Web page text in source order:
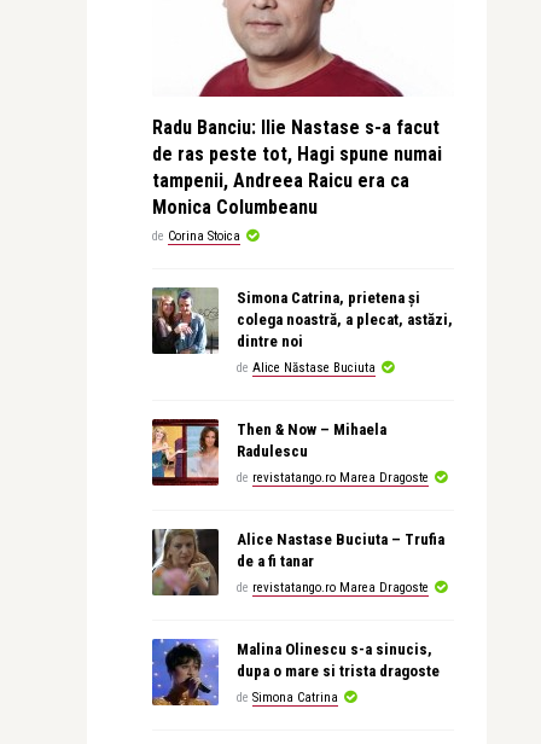
Radu Banciu: Ilie Nastase s-a facut
de ras peste tot, Hagi spune numai
tampenii, Andreea Raicu era ca
Monica Columbeanu
de Corina Stoica
Simona Catrina, prietena și
colega noastră, a plecat, astăzi,
dintre noi
de Alice Năstase Buciuta
Then & Now – Mihaela
Radulescu
de revistatango.ro Marea Dragoste
Alice Nastase Buciuta – Trufia
de a fi tanar
de revistatango.ro Marea Dragoste
Malina Olinescu s-a sinucis,
dupa o mare si trista dragoste
de Simona Catrina